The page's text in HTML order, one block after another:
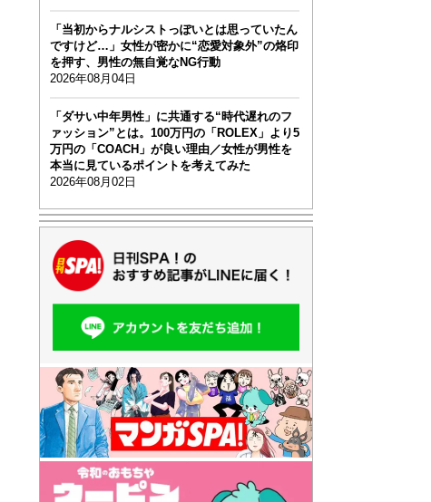
「当初からナルシストっぽいとは思っていたん
ですけど…」女性が密かに“恋愛対象外”の烙印
を押す、男性の無自覚なNG行動
2026年08月04日
「ダサい中年男性」に共通する“時代遅れのフ
ァッション”とは。100万円の「ROLEX」より5
万円の「COACH」が良い理由／女性が男性を
本当に見ているポイントを考えてみた
2026年08月02日